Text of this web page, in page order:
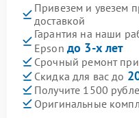
Привезем и увезем
доставкой
Гарантия на наши
Epson до 3-х лет
Срочный ремонт
Скидка для вас до
Получите 1500
Оригинальные